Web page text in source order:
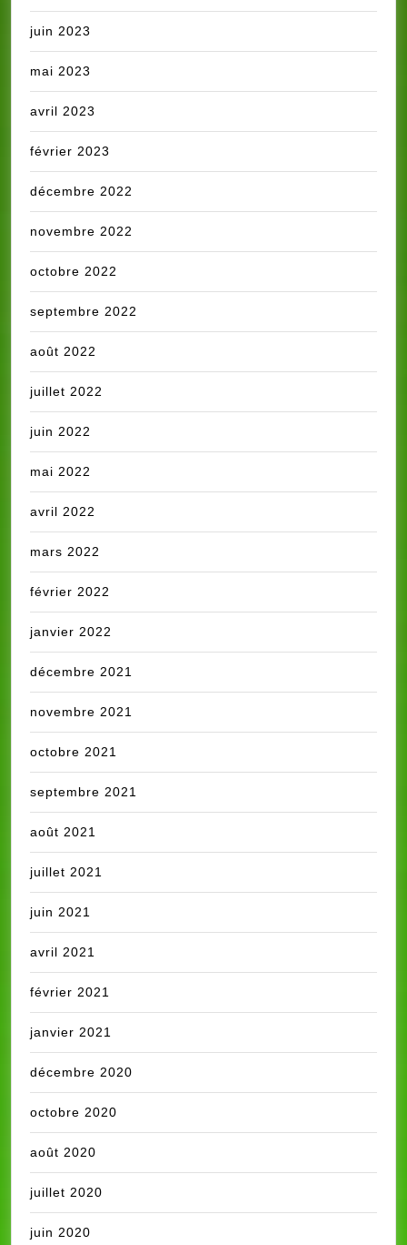
juin 2023
mai 2023
avril 2023
février 2023
décembre 2022
novembre 2022
octobre 2022
septembre 2022
août 2022
juillet 2022
juin 2022
mai 2022
avril 2022
mars 2022
février 2022
janvier 2022
décembre 2021
novembre 2021
octobre 2021
septembre 2021
août 2021
juillet 2021
juin 2021
avril 2021
février 2021
janvier 2021
décembre 2020
octobre 2020
août 2020
juillet 2020
juin 2020